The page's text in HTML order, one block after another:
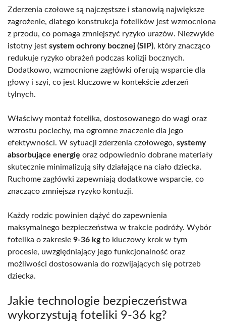
Zderzenia czołowe są najczęstsze i stanowią największe
zagrożenie, dlatego konstrukcja fotelików jest wzmocniona
z przodu, co pomaga zmniejszyć ryzyko urazów. Niezwykle
istotny jest system ochrony bocznej (SIP), który znacząco
redukuje ryzyko obrażeń podczas kolizji bocznych.
Dodatkowo, wzmocnione zagłówki oferują wsparcie dla
głowy i szyi, co jest kluczowe w kontekście zderzeń
tylnych.
Właściwy montaż fotelika, dostosowanego do wagi oraz
wzrostu pociechy, ma ogromne znaczenie dla jego
efektywności. W sytuacji zderzenia czołowego, systemy
absorbujące energię oraz odpowiednio dobrane materiały
skutecznie minimalizują siły działające na ciało dziecka.
Ruchome zagłówki zapewniają dodatkowe wsparcie, co
znacząco zmniejsza ryzyko kontuzji.
Każdy rodzic powinien dążyć do zapewnienia
maksymalnego bezpieczeństwa w trakcie podróży. Wybór
fotelika o zakresie 9-36 kgto kluczowy krok w tym
procesie, uwzględniający jego funkcjonalność oraz
możliwości dostosowania do rozwijających się potrzeb
dziecka.
Jakie technologie bezpieczeństwa
wykorzystują foteliki 9-36 kg?